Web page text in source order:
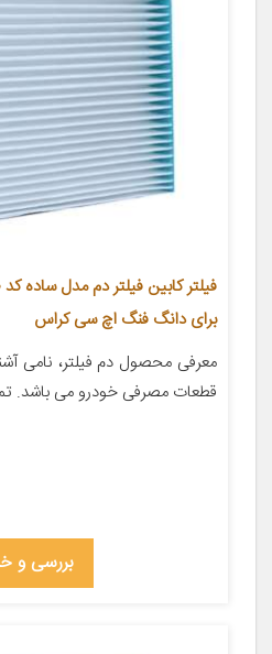
برای دانگ فنگ اچ سی کراس
معرفی محصول دم فیلتر، نامی
قطعات مصرفی خودرو می باشد.
بررسی و